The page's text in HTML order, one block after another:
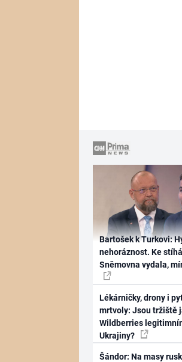
Bartošek k Turkovi:
nehoráznost. Ke
Sněmovna vydala,
Lékárničky, drony i
mrtvoly: Jsou tržiště
Wildberries
Ukrajiny?
Šándor: Na masy